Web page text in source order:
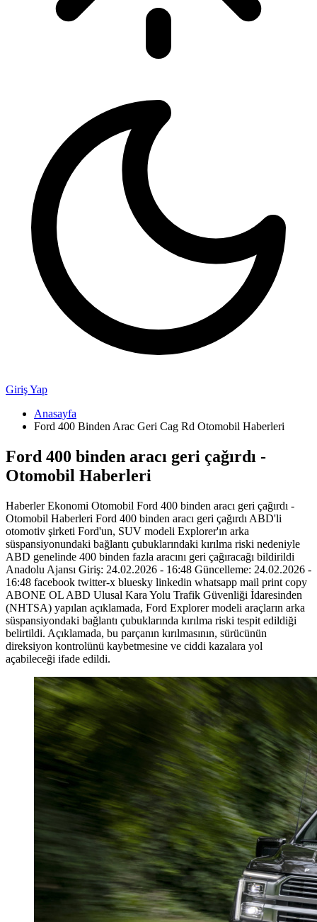
Giriş Yap
Anasayfa
Ford 400 Binden Arac Geri Cag Rd Otomobil Haberleri
Ford 400 binden aracı geri çağırdı -
Otomobil Haberleri
Haberler Ekonomi Otomobil Ford 400 binden aracı geri çağırdı -
Otomobil Haberleri Ford 400 binden aracı geri çağırdı ABD'li
otomotiv şirketi Ford'un, SUV modeli Explorer'ın arka
süspansiyonundaki bağlantı çubuklarındaki kırılma riski nedeniyle
ABD genelinde 400 binden fazla aracını geri çağıracağı bildirildi
Anadolu Ajansı Giriş: 24.02.2026 - 16:48 Güncelleme: 24.02.2026 -
16:48 facebook twitter-x bluesky linkedin whatsapp mail print copy
ABONE OL ABD Ulusal Kara Yolu Trafik Güvenliği İdaresinden
(NHTSA) yapılan açıklamada, Ford Explorer modeli araçların arka
süspansiyondaki bağlantı çubuklarında kırılma riski tespit edildiği
belirtildi. Açıklamada, bu parçanın kırılmasının, sürücünün
direksiyon kontrolünü kaybetmesine ve ciddi kazalara yol
açabileceği ifade edildi.